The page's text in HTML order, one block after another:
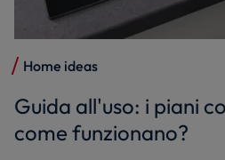
Home ideas
Guida all'uso: i piani
come funzionano?